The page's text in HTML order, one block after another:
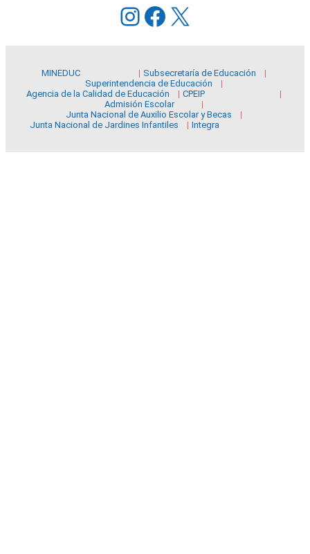
Instagram
Facebook
X
MINEDUC
Subsecretaría de Educación
Superintendencia de Educación
Agencia de la Calidad de Educación
CPEIP
Admisión Escolar
Junta Nacional de Auxilio Escolar y Becas
Junta Nacional de Jardines Infantiles
Integra